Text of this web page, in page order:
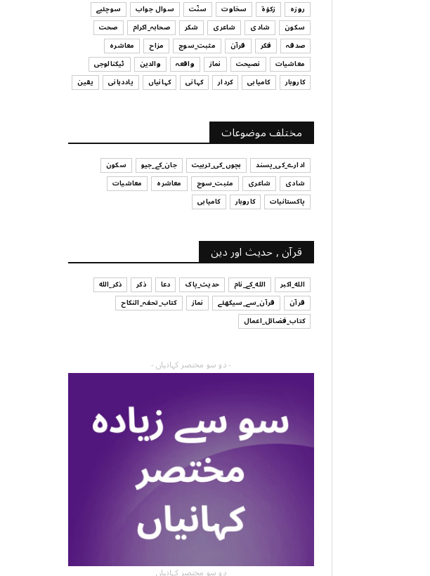
July 29, 2026
UNCATEGORIZED
قرض لینے اور دینے میں ہوشیاری
July 29, 2026
آپ کا فیصلہ کرنے کا انداز
July 29, 2026
روزہ
زکوٰۃ سخاوت سنّت سوال جواب
سوچئیے
سکون
شادی شاعری شکر صحابہ_اکرام
صحت
صدقہ
فکر قرآن مثبت_سوچ مزاح
معاشرہ
معاشیات
نصیحت نماز واقعہ والدین
ٹیکنالوجی
کاروبار
کامیابی کردار کہانی کہانیاں یاددہانی یقین
مختلف موضوعات
ادارے_کی_پسند بچوں_کی_تربیت جان_کے_جیو
سکون
شادی
شاعری مثبت_سوچ معاشرہ
معاشیات
پاکستانیات
کاروبار کامیابی
قرآن , حدیث اور دین
الله_اکبر الله_کے_نام حدیث_پاک دعا ذکر
ذکر_الله
قرآن
قرآن_سے_سیکھئے نماز
کتاب_تحفہ_النکاح
کتاب_فضائل_اعمال
- دو سو مختصر کہانیاں -